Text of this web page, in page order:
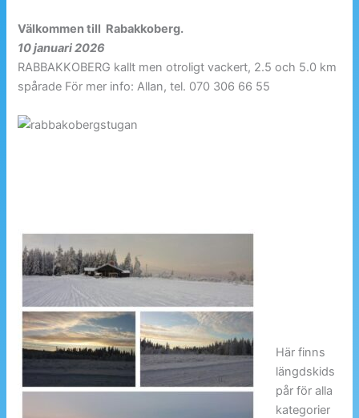
Välkommen till Rabakkoberg.
10 januari 2026
RABBAKKOBERG kallt men otroligt vackert, 2.5 och 5.0 km
spårade För mer info: Allan, tel. 070 306 66 55
Här finns
längdskids
pår för alla
kategorier